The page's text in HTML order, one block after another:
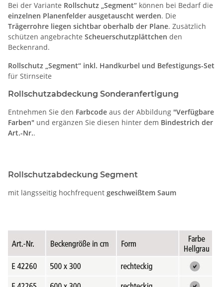
Bei der Variante Rollschutz „Segment“ können bei Bedarf die
einzelnen Planenfelder ausgetauscht werden. Die
Trägerrohre liegen sichtbar oberhalb der Plane. Zusätzlich
schützen angebrachte Scheuerschutzplättchen den
Beckenrand.
Rollschutz „Segment“ inkl. Handkurbel und Befestigungs-Set
für Stirnseite
Rollschutzabdeckung Sonderanfertigung
Entnehmen Sie den Farbcode aus der Abbildung "Verfügbare
Farben" und ergänzen Sie diesen hinter dem Bindestrich der
Art.-Nr..
Rollschutzabdeckung Segment
mit längsseitig hochfrequent geschweißtem Saum